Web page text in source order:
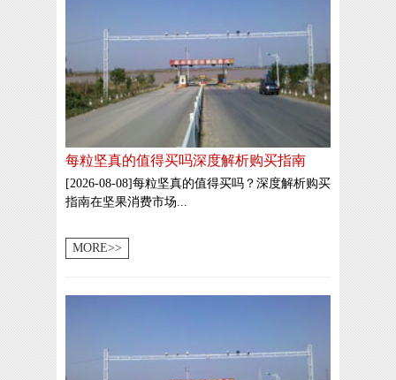
每粒坚真的值得买吗深度解析购买指南
[2026-08-08]每粒坚真的值得买吗？深度解析购买
指南在坚果消费市场...
MORE>>